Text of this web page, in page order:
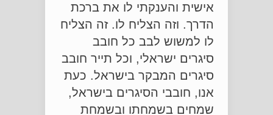
אישית והענקתי לו את ברכת
הדרך. וזה הצליח לו. זה הצליח
לו למשוש לבב כל חובב
סיגרים ישראלי, וכל תייר חובב
סיגרים המבקר בישראל. כעת
אנו, חובבי הסיגרים בישראל,
שמחים בשמחתו ובשמחת